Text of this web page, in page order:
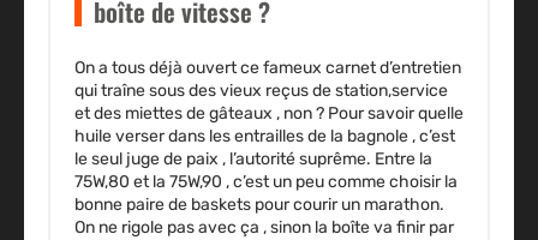
boîte de vitesse ?
On a tous déjà ouvert ce fameux carnet d’entretien
qui traîne sous des vieux reçus de station,service
et des miettes de gâteaux , non ? Pour savoir quelle
huile verser dans les entrailles de la bagnole , c’est
le seul juge de paix , l’autorité suprême. Entre la
75W,80 et la 75W,90 , c’est un peu comme choisir la
bonne paire de baskets pour courir un marathon.
On ne rigole pas avec ça , sinon la boîte va finir par